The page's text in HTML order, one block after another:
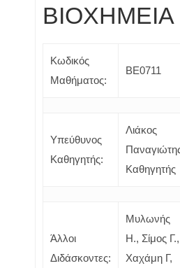
ΒΙΟΧΗΜΕΙΑ
Κωδικός
Μαθήματος:
ΒΕ0711
Υπεύθυνος
Καθηγητής:
Λιάκος
Καθηγητής
Άλλοι
Διδάσκοντες:
Μυλωνής
Η., Σίμος Γ.,
Χαχάμη Γ,